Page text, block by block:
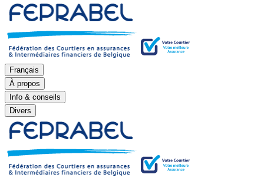
Français
À propos
Info & conseils
Divers